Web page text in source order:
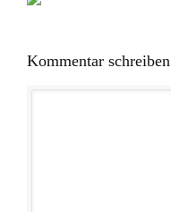
Kommentar schreiben